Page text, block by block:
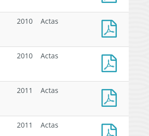
N°3
-
2009
Acta
de
Reunión
N°3
-
2010
2010 Actas
Acta
de
Reunión
N°2
-
2010
2010 Actas
Acta
de
Reunión
N°1
-
2010
2011 Actas
Acta
de
2011 Actas